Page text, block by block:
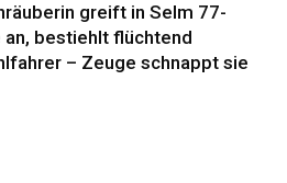
greift in Selm 77-
an, bestiehlt flüchtend
– Zeuge schnappt sie